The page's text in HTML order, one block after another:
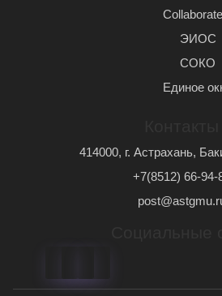
ЭИОС
СОКО
Единое
414000, г. Астрахань,
+7(8512) 66-94-